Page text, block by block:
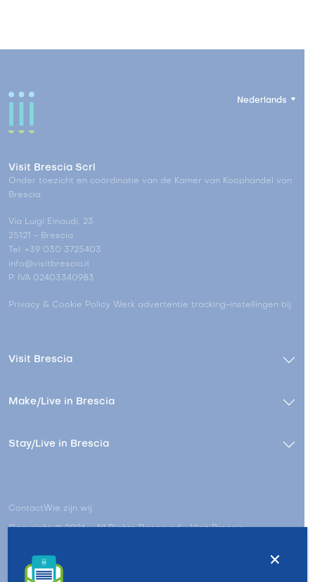
Nederlands
Visit Brescia Scrl
Onder toezicht en coördinatie van de Kamer van Koophandel van
Brescia
Via Luigi Einaudi, 23
25121 - Brescia
Tel. +39 030 3725403
info@visitbrescia.it
P. IVA 02403340983
Privacy & Cookie Policy Werk advertentie tracking-instellingen bij
Visit Brescia
Make/Live in Brescia
Stay/Live in Brescia
ContactWie zijn wij
Copyright © 2026 - All Rights Reserved - Visit Brescia